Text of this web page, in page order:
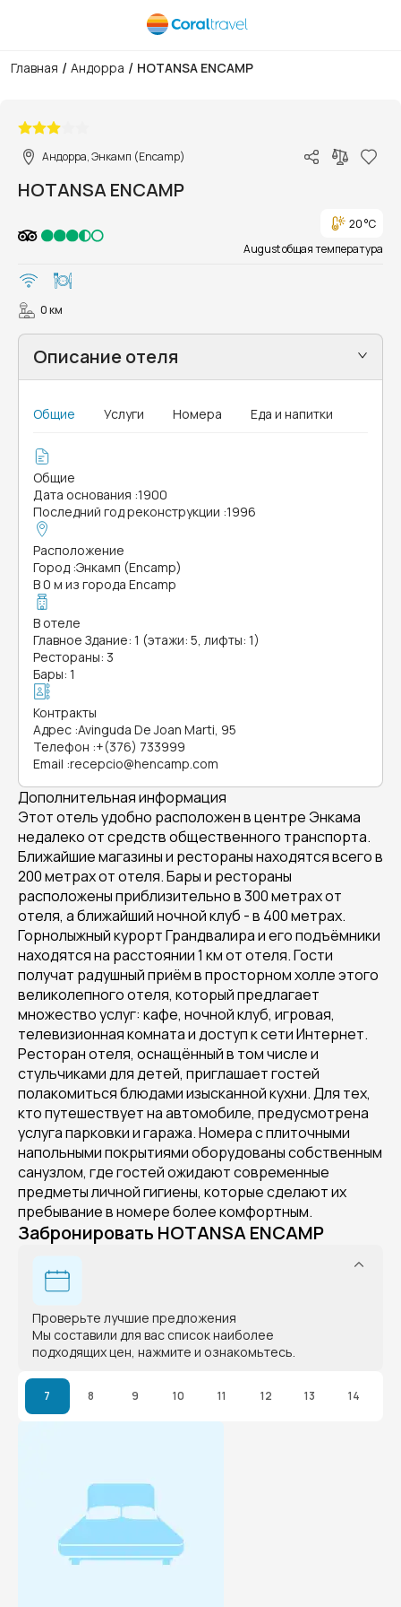
Главная / Андорра / HOTANSA ENCAMP
Андорра, Энкамп (Encamp)
HOTANSA ENCAMP
20 °C
August общая температура
0 км
Описание отеля
Общие Услуги Номера Еда и напитки
Общие
Дата основания :1900
Последний год реконструкции :1996
Расположение
Город :Энкамп (Encamp)
В 0 м из города Encamp
В отеле
Главное Здание: 1 (этажи: 5, лифты: 1)
Рестораны: 3
Бары: 1
Контракты
Адрес :Avinguda De Joan Marti, 95
Телефон :+(376) 733999
Email :recepcio@hencamp.com
Дополнительная информация
Этот отель удобно расположен в центре Энкама
недалеко от средств общественного транспорта.
Ближайшие магазины и рестораны находятся всего в
200 метрах от отеля. Бары и рестораны
расположены приблизительно в 300 метрах от
отеля, а ближайший ночной клуб - в 400 метрах.
Горнолыжный курорт Грандвалира и его подъёмники
находятся на расстоянии 1 км от отеля. Гости
получат радушный приём в просторном холле этого
великолепного отеля, который предлагает
множество услуг: кафе, ночной клуб, игровая,
телевизионная комната и доступ к сети Интернет.
Ресторан отеля, оснащённый в том числе и
стульчиками для детей, приглашает гостей
полакомиться блюдами изысканной кухни. Для тех,
кто путешествует на автомобиле, предусмотрена
услуга парковки и гаража. Номера с плиточными
напольными покрытиями оборудованы собственным
санузлом, где гостей ожидают современные
предметы личной гигиены, которые сделают их
пребывание в номере более комфортным.
Забронировать HOTANSA ENCAMP
Проверьте лучшие предложения
Мы составили для вас список наиболее
подходящих цен, нажмите и ознакомьтесь.
7 8 9 10 11 12 13 14